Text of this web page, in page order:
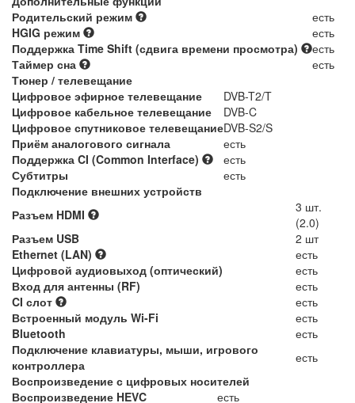
Родительский режим
есть
HGIG режим
есть
Поддержка Time Shift (сдвига времени просмотра)
есть
Таймер сна
есть
Тюнер / телевещание
Цифровое эфирное телевещание
DVB-T2/T
Цифровое кабельное телевещание
DVB-C
Цифровое спутниковое телевещаниеDVB-S2/S
Приём аналогового сигнала
есть
Поддержка CI (Common Interface)
есть
Субтитры
есть
Подключение внешних устройств
Разъем HDMI
3 шт.
(2.0)
Разъем USB
2 шт
Ethernet (LAN)
есть
Цифровой аудиовыход (оптический)
есть
Вход для антенны (RF)
есть
CI слот
есть
Встроенный модуль Wi-Fi
есть
Bluetooth
есть
Подключение клавиатуры, мыши, игрового
контроллера
есть
Воспроизведение с цифровых носителей
Воспроизведение HEVC
есть